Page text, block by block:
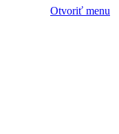
Otvoriť menu